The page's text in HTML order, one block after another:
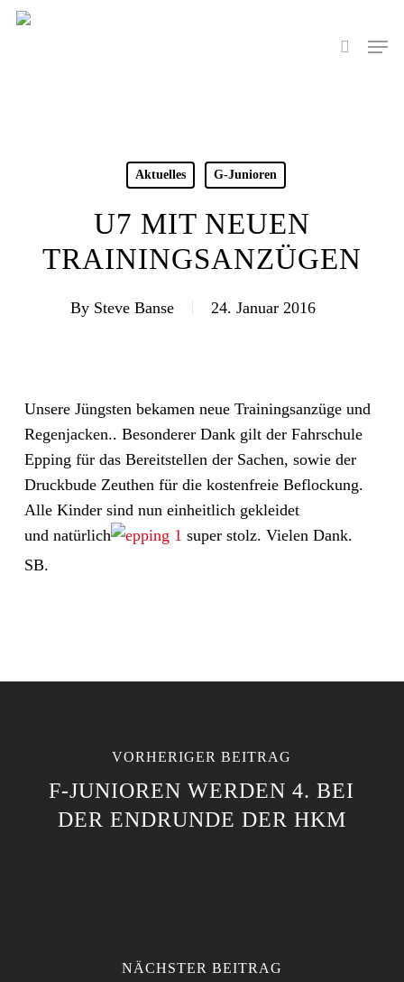
Skip
search
Menu
Aktuelles G-Junioren
U7 MIT NEUEN
TRAININGSANZÜGEN
By Steve Banse 24. Januar 2016
Unsere Jüngsten bekamen neue Trainingsanzüge und
Regenjacken.. Besonderer Dank gilt der Fahrschule
Epping für das Bereitstellen der Sachen, sowie der
Druckbude Zeuthen für die kostenfreie Beflockung.
Alle Kinder sind nun einheitlich gekleidet
und natürlich
super stolz. Vielen Dank.
SB.
VORHERIGER BEITRAG
F-JUNIOREN WERDEN 4. BEI
DER ENDRUNDE DER HKM
NÄCHSTER BEITRAG